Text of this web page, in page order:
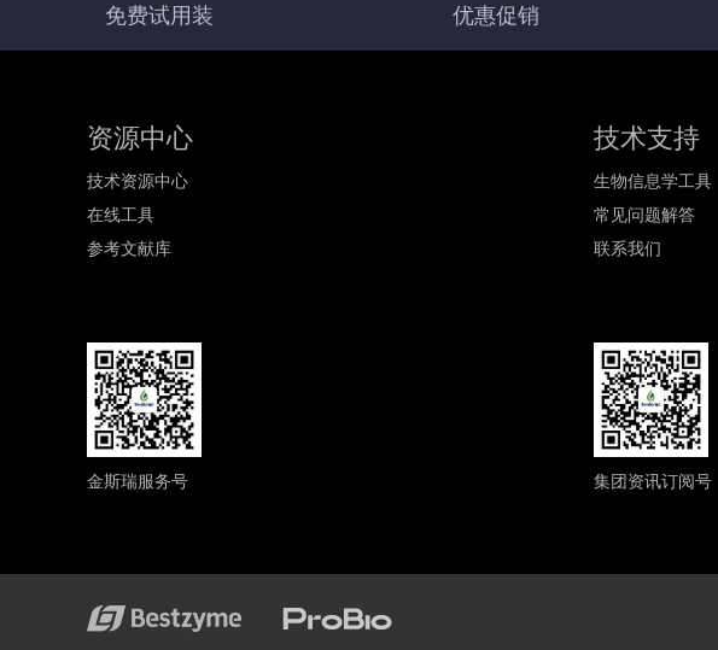
免费试用装 优惠促销
资源中心
技术资源中心
在线工具
参考文献库
技术支持
生物信息学工具
常见问题解答
联系我们
金斯瑞服务号 集团资讯订阅号